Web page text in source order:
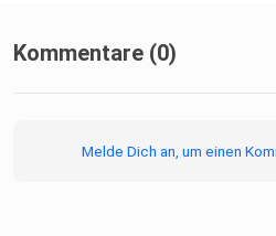
Kommentare (0)
Melde Dich an, um einen